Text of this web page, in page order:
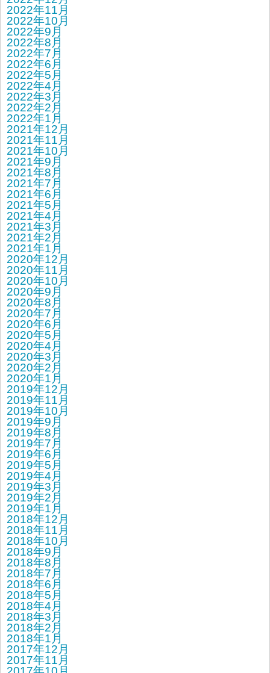
2022年11月
2022年10月
2022年9月
2022年8月
2022年7月
2022年6月
2022年5月
2022年4月
2022年3月
2022年2月
2022年1月
2021年12月
2021年11月
2021年10月
2021年9月
2021年8月
2021年7月
2021年6月
2021年5月
2021年4月
2021年3月
2021年2月
2021年1月
2020年12月
2020年11月
2020年10月
2020年9月
2020年8月
2020年7月
2020年6月
2020年5月
2020年4月
2020年3月
2020年2月
2020年1月
2019年12月
2019年11月
2019年10月
2019年9月
2019年8月
2019年7月
2019年6月
2019年5月
2019年4月
2019年3月
2019年2月
2019年1月
2018年12月
2018年11月
2018年10月
2018年9月
2018年8月
2018年7月
2018年6月
2018年5月
2018年4月
2018年3月
2018年2月
2018年1月
2017年12月
2017年11月